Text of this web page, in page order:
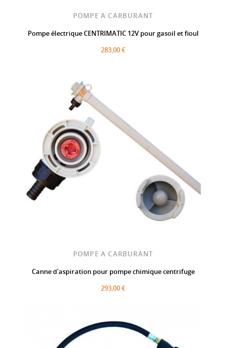
POMPE A CARBURANT
Pompe électrique CENTRIMATIC 12V pour gasoil et fioul
283,00 €
POMPE A CARBURANT
Canne d'aspiration pour pompe chimique centrifuge
293,00 €